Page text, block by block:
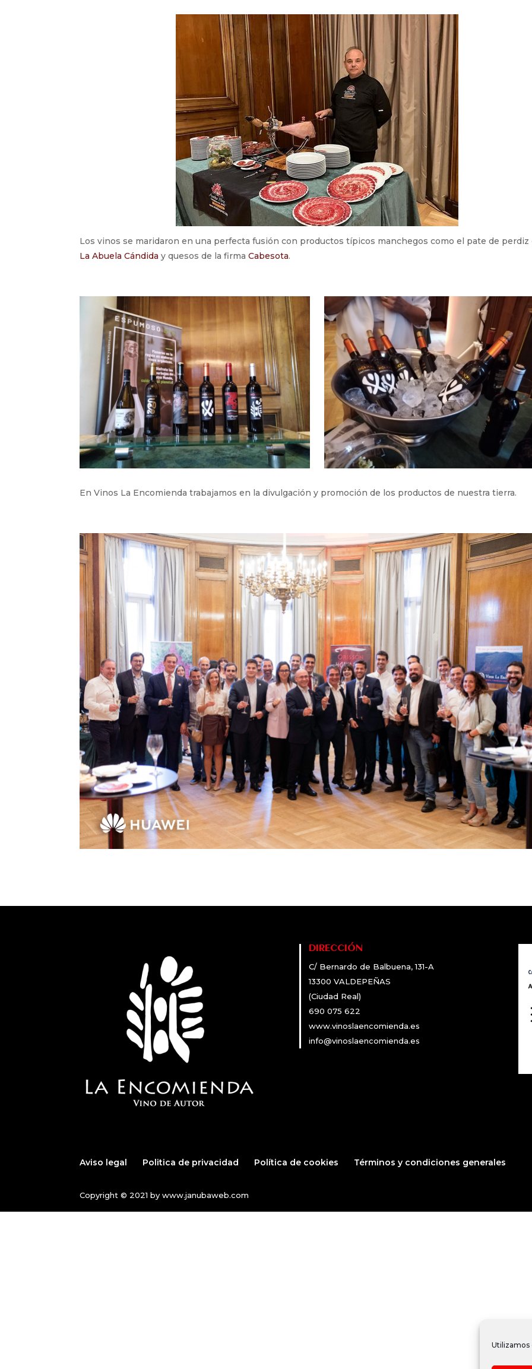
Utilizamos
Los vinos se maridaron en una perfecta fusión con productos típicos manchegos como el pate de perdiz
La Abuela Cándida y quesos de la firmaCabesota.
En Vinos La Encomienda trabajamos en la divulgación y promoción de los productos de nuestra tierra.
DIRECCIÓN
C/ Bernardo de Balbuena, 131-A
13300 VALDEPEÑAS
(Ciudad Real)
690 075 622
www.vinoslaencomienda.es
info@vinoslaencomienda.es
Aviso legal Politica de privacidad Política de cookies Términos y condiciones generales
Copyright © 2021 by www.janubaweb.com